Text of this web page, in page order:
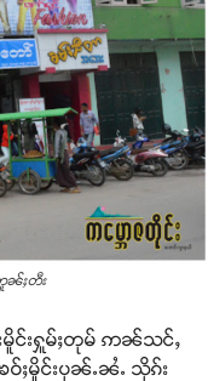
တူၼ်ႈတီး
မိူင်းႁူမ်ႈတုမ် ဢၼ်သင်ႇ
ဝ်ႈမိူင်းပုၼ်ႉၼႆႉ သိုၵ်း